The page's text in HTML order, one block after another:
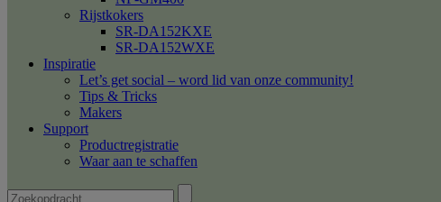
Rijstkokers
SR-DA152KXE
SR-DA152WXE
Inspiratie
Let’s get social – word lid van onze community!
Tips & Tricks
Makers
Support
Productregistratie
Waar aan te schaffen